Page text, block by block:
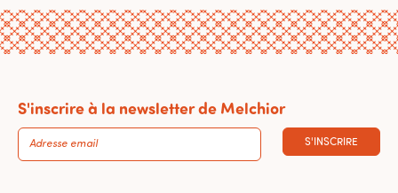
S'inscrire à la newsletter de Melchior
S'INSCRIRE